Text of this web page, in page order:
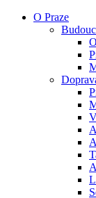
O Praze